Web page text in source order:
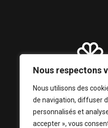
Nous respectons
Nous utilisons des
de navigation, diffuser
personnalisés et
accepter », vous